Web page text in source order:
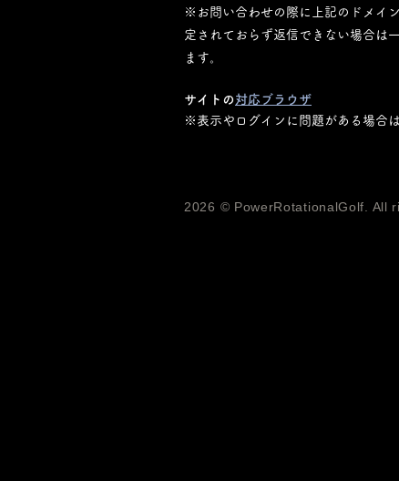
※お問い合わせの際に上記のドメイ
定されておらず返信できない場合は
ます。
サイトの 対応ブラウザ
※表示やログインに問題がある場合は
2026 © PowerRotationalGolf. All